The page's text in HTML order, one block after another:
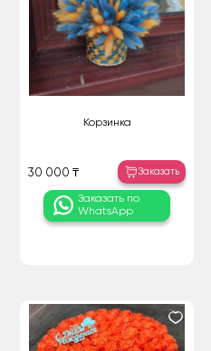
Корзинка
30 000 ₸ Заказать
Заказать по
WhatsApp